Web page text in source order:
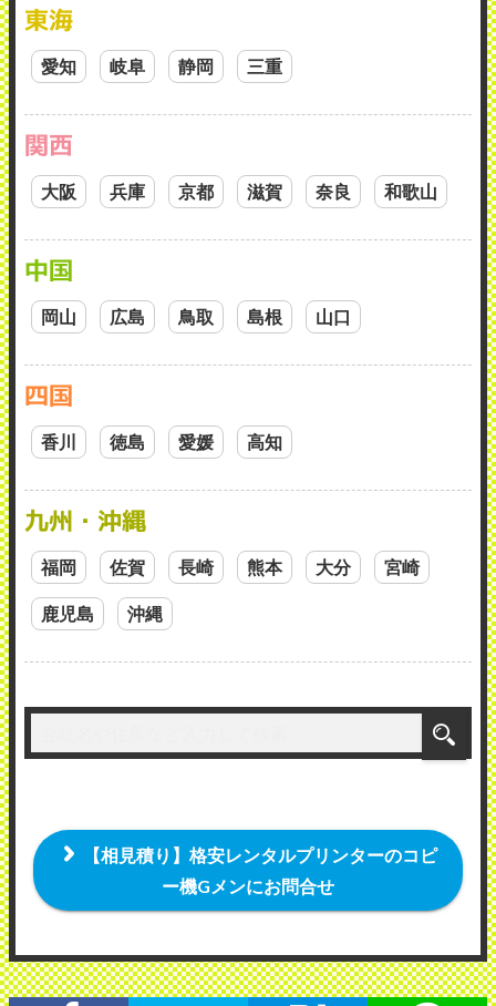
東海
愛知 岐阜 静岡 三重
関西
大阪 兵庫 京都 滋賀 奈良 和歌山
中国
岡山 広島 鳥取 島根 山口
四国
香川 徳島 愛媛 高知
九州・沖縄
福岡 佐賀 長崎 熊本 大分 宮崎
鹿児島 沖縄
【相見積り】格安レンタルプリンターのコピ
ー機Gメンにお問合せ